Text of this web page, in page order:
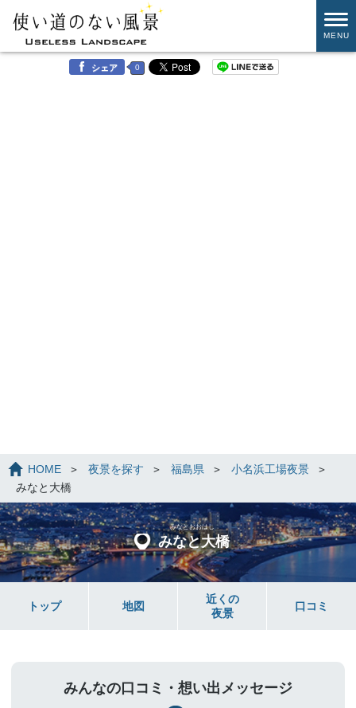
MENU
シェア 0
HOME 夜景を探す 福島県
小名浜工場夜景
みなと大橋
みなと大橋
みなとおおはし
トップ 地図
近くの
夜景
口コミ
みんなの口コミ・想い出メッセージ